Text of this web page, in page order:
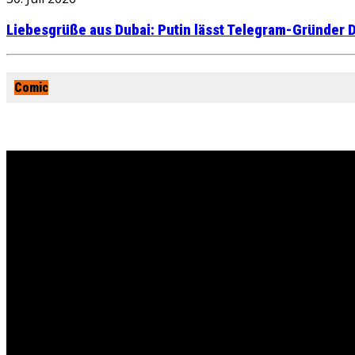
Liebesgrüße aus Dubai: Putin lässt Telegram-Gründer
Comic